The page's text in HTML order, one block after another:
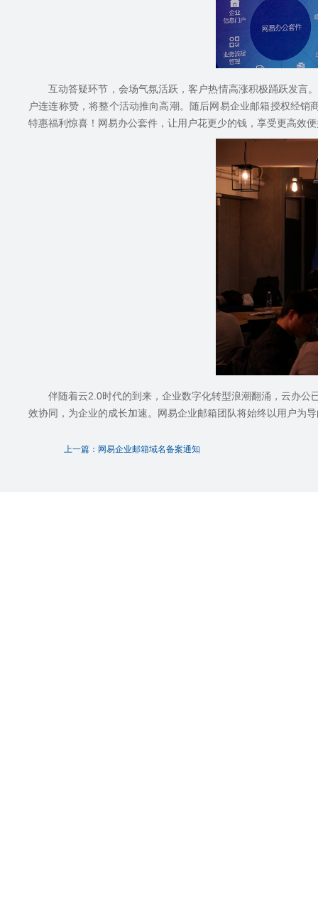
互动答疑环节，会场气氛活跃，客户热情高涨积极踊跃发言
户连连称赞，将整个活动推向高潮。随后网易企业邮箱授权经销
特惠福利惊喜！网易办公套件，让用户花更少的钱，享受更高效
伴随着云2.0时代的到来，企业数字化转型浪潮翻涌，云办公
效协同，为企业的成长加速。网易企业邮箱团队将始终以用户为
上一篇：网易企业邮箱域名备案通知